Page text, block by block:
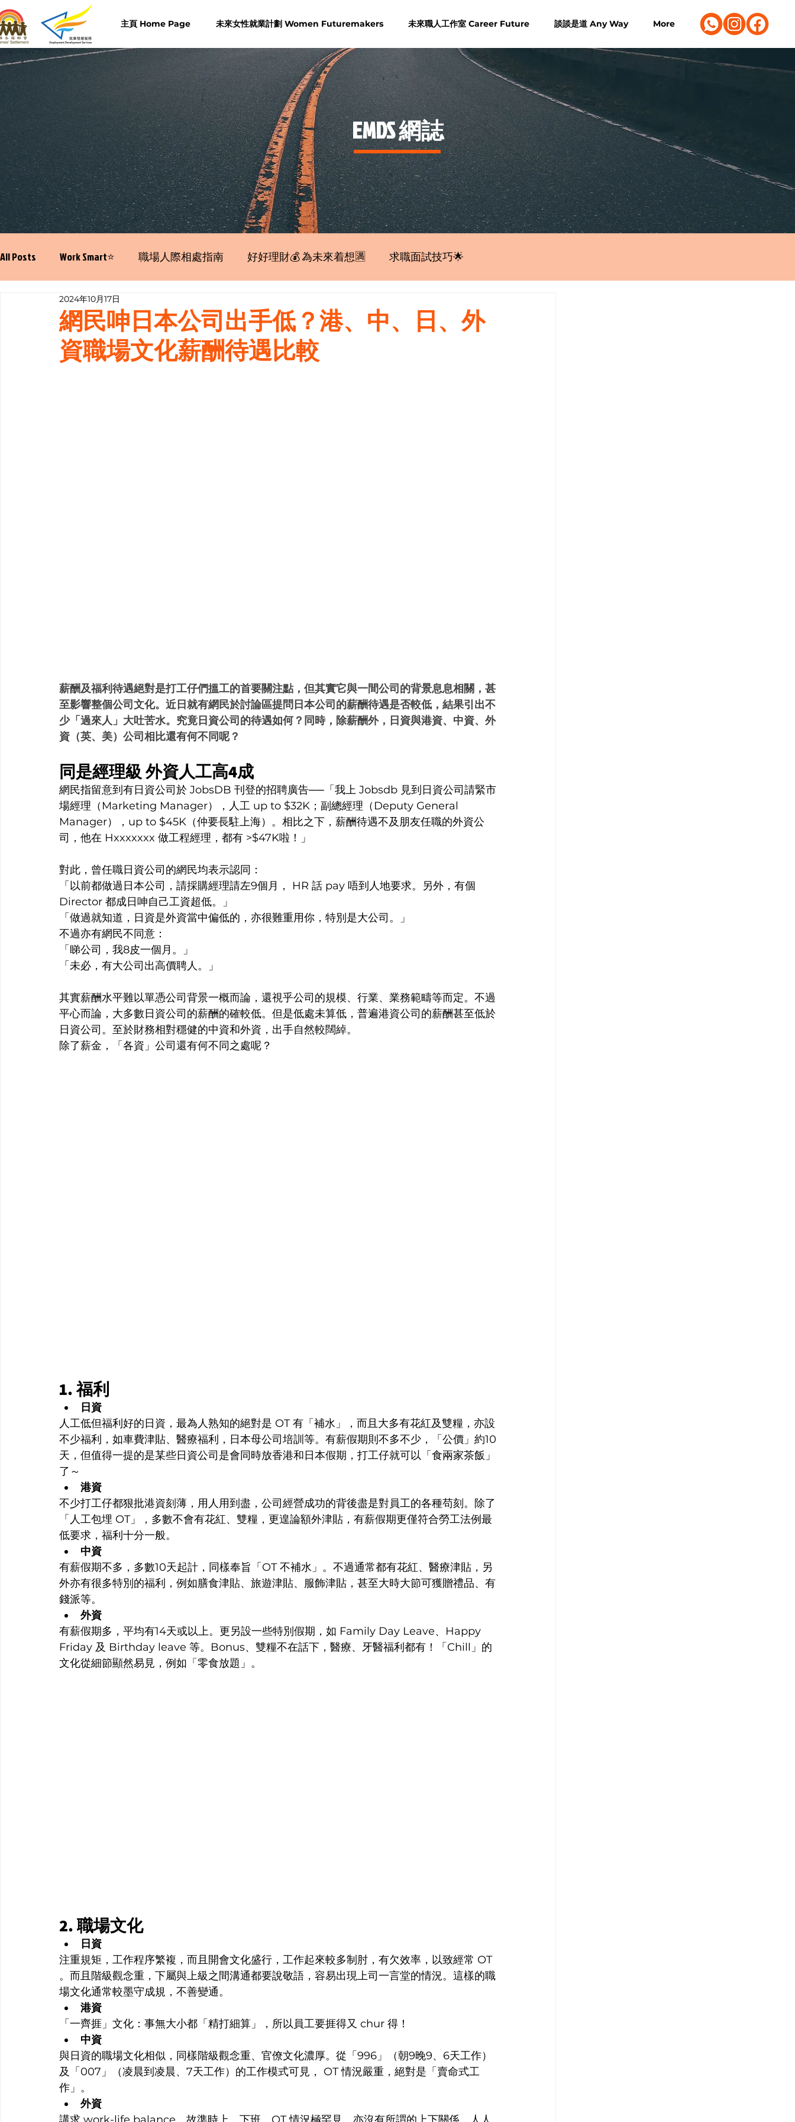
主頁 Home Page 未來女性就業計劃 Women Futuremakers 未來職人工作室 Career Future 談談是道 Any Way More
​EMDS 網誌
All Posts Work Smart⭐️ 職場人際相處指南 好好理財💰 為未來着想🈵 求職面試技巧🌟
寫履歷表嘅技巧📝
網民呻日本公司出手低？港、中、日、外
資職場文化薪酬待遇比較
2024年10月17日
薪酬及福利待遇絕對是打工仔們搵工的首要關注點，但其實它與一間公司的背景息息相關，甚
至影響整個公司文化。近日就有網民於討論區提問日本公司的薪酬待遇是否較低，結果引出不
少「過來人」大吐苦水。究竟日資公司的待遇如何？同時，除薪酬外，日資與港資、中資、外
資（英、美）公司相比還有何不同呢？
同是經理級 外資人工高4成
網民指留意到有日資公司於 JobsDB 刊登的招聘廣告──「我上 Jobsdb 見到日資公司請緊市
場經理（Marketing Manager），人工 up to $32K；副總經理（Deputy General
Manager），up to $45K（仲要長駐上海）。相比之下，薪酬待遇不及朋友任職的外資公
司，他在 Hxxxxxxx 做工程經理，都有 >$47K啦！」
對此，曾任職日資公司的網民均表示認同：
「以前都做過日本公司，請採購經理請左9個月， HR 話 pay 唔到人地要求。另外，有個
Director 都成日呻自己工資超低。」
「做過就知道，日資是外資當中偏低的，亦很難重用你，特別是大公司。」
不過亦有網民不同意：
「睇公司，我8皮一個月。」
「未必，有大公司出高價聘人。」
其實薪酬水平難以單憑公司背景一概而論，還視乎公司的規模、行業、業務範疇等而定。不過
平心而論，大多數日資公司的薪酬的確較低。但是低處未算低，普遍港資公司的薪酬甚至低於
日資公司。至於財務相對穩健的中資和外資，出手自然較闊綽。
除了薪金，「各資」公司還有何不同之處呢？
1. 福利
日資
人工低但福利好的日資，最為人熟知的絕對是 OT 有「補水」，而且大多有花紅及雙糧，亦設
不少福利，如車費津貼、醫療福利，日本母公司培訓等。有薪假期則不多不少，「公價」約10
天，但值得一提的是某些日資公司是會同時放香港和日本假期，打工仔就可以「食兩家茶飯」
了～
港資
不少打工仔都狠批港資刻薄，用人用到盡，公司經營成功的背後盡是對員工的各種苟刻。除了
「人工包埋 OT」，多數不會有花紅、雙糧，更遑論額外津貼，有薪假期更僅符合勞工法例最
低要求，福利十分一般。
中資
有薪假期不多，多數10天起計，同樣奉旨「OT 不補水」。不過通常都有花紅、醫療津貼，另
外亦有很多特別的福利，例如膳食津貼、旅遊津貼、服飾津貼，甚至大時大節可獲贈禮品、有
錢派等。
外資
有薪假期多，平均有14天或以上。更另設一些特別假期，如 Family Day Leave、Happy
Friday 及 Birthday leave 等。Bonus、雙糧不在話下，醫療、牙醫福利都有！「Chill」的
文化從細節顯然易見，例如「零食放題」。
2. 職場文化
日資
注重規矩，工作程序繁複，而且開會文化盛行，工作起來較多制肘，有欠效率，以致經常 OT
。而且階級觀念重，下屬與上級之間溝通都要說敬語，容易出現上司一言堂的情況。這樣的職
場文化通常較墨守成規，不善變通。
港資
「一齊捱」文化：事無大小都「精打細算」，所以員工要捱得又 chur 得！
中資
與日資的職場文化相似，同樣階級觀念重、官僚文化濃厚。從「996」（朝9晚9、6天工作）
及「007」（凌晨到凌晨、7天工作）的工作模式可見， OT 情況嚴重，絕對是「賣命式工
作」。
外資